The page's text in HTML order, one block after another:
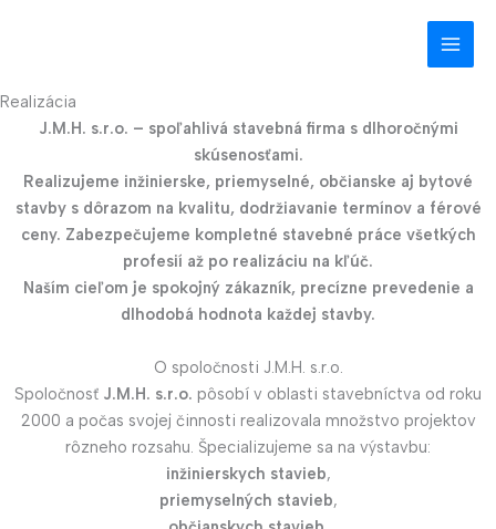
Realizácia
J.M.H. s.r.o. – spoľahlivá stavebná firma s dlhoročnými
skúsenosťami.
Realizujeme inžinierske, priemyselné, občianske aj bytové
stavby s dôrazom na kvalitu, dodržiavanie termínov a férové
ceny. Zabezpečujeme kompletné stavebné práce všetkých
profesií až po realizáciu na kľúč.
Naším cieľom je spokojný zákazník, precízne prevedenie a
dlhodobá hodnota každej stavby.
O spoločnosti J.M.H. s.r.o.
Spoločnosť J.M.H. s.r.o. pôsobí v oblasti stavebníctva od roku
2000 a počas svojej činnosti realizovala množstvo projektov
rôzneho rozsahu. Špecializujeme sa na výstavbu:
inžinierskych stavieb,
priemyselných stavieb,